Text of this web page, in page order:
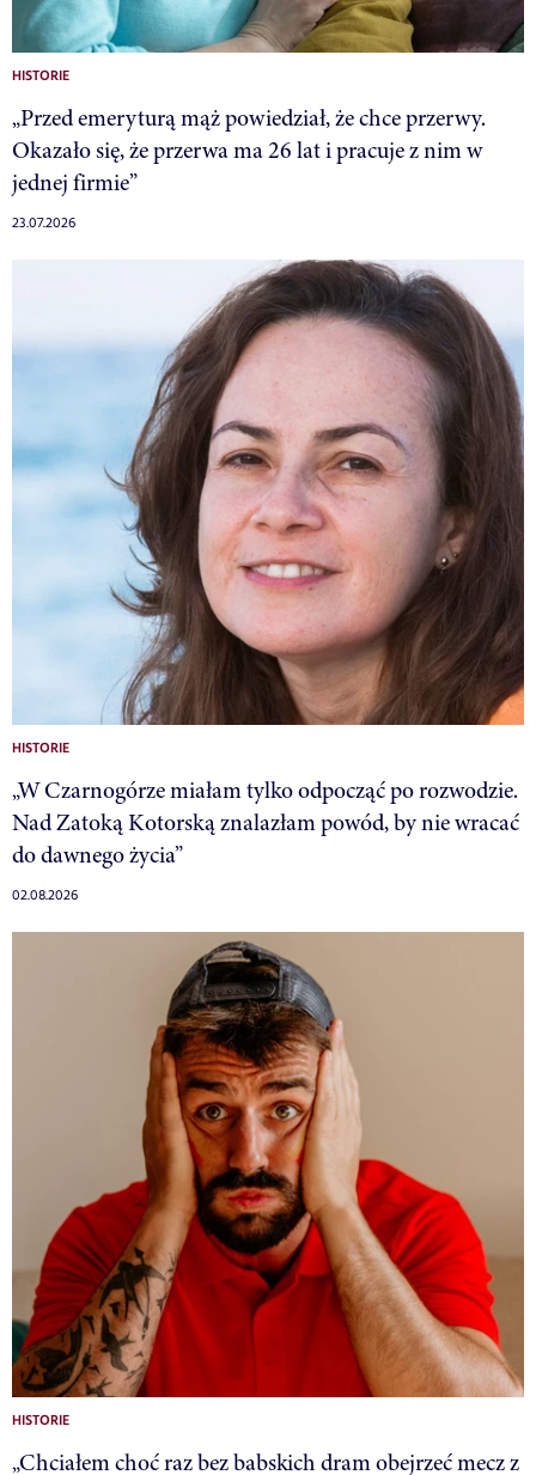
HISTORIE
„Przed emeryturą mąż powiedział, że chce przerwy.
Okazało się, że przerwa ma 26 lat i pracuje z nim w
jednej firmie”
23.07.2026
HISTORIE
„W Czarnogórze miałam tylko odpocząć po rozwodzie.
Nad Zatoką Kotorską znalazłam powód, by nie wracać
do dawnego życia”
02.08.2026
HISTORIE
„Chciałem choć raz bez babskich dram obejrzeć mecz z